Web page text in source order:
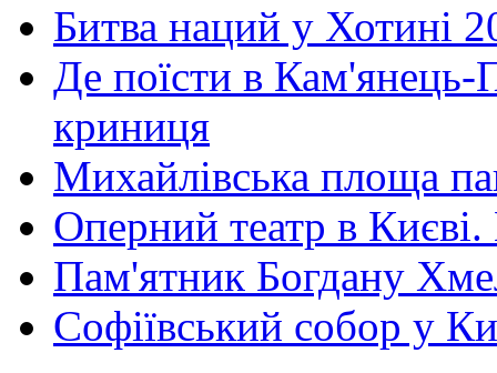
Битва наций у Хотині
Де поїсти в Кам'янець-
криниця
Михайлівська площа
Оперний театр в
Пам'ятник Богдану
Софіївський собор у